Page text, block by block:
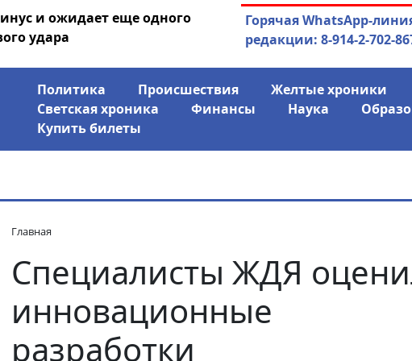
и ожидает еще одного
удара
04.08.2026Маринычев у
Горячая WhatsApp-
редакции: 8-914-2-702-
Политика Происшествия Желтые хроники
Светская хроника
Финансы Наука
Купить билеты
Главная
Специалисты ЖДЯ
инновационные
разработки